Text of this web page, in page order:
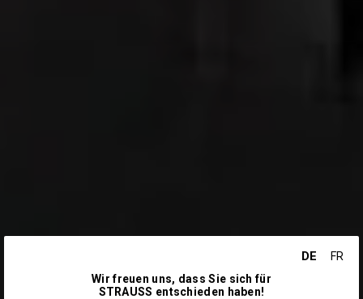
DE
FR
Wir freuen uns, dass Sie sich für
STRAUSS entschieden haben!